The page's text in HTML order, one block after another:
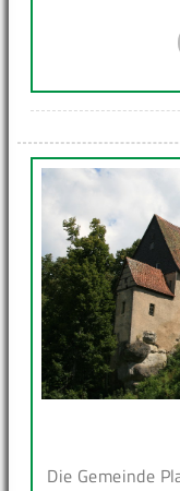
Die Gemeinde